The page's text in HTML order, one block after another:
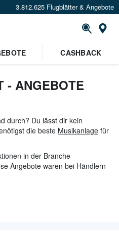
3.812.625 Flugblätter & Angebote
CASHBACK
- ANGEBOTE
durch? Du lässt dir kein
die beste Musikanlage für
hier genau richtig: Verpasse
Elektronik
und sei der
Samsung-TV, die besten
Smartphonebekommt.
in der Branche
Angebote waren bei Händlern